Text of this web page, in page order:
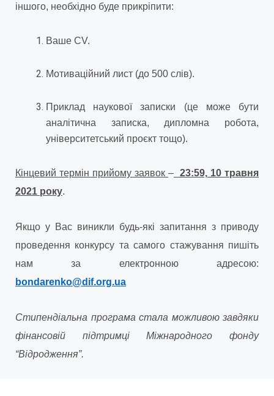
іншого, необхідно буде прикріпити:
Ваше CV.
Мотиваційний лист (до 500 слів).
Приклад наукової записки (це може бути
аналітична записка, дипломна робота,
університетський проєкт тощо).
Кінцевий термін прийому заявок – 23:59, 10 травня
2021 року.
Якщо у Вас виникли будь-які запитання з приводу
проведення конкурсу та самого стажування пишіть
нам за електронною адресою:
bondarenko@dif.org.ua
Стипендіальна програма стала можливою завдяки
фінансовій підтримці Міжнародного фонду
“Відродження”.